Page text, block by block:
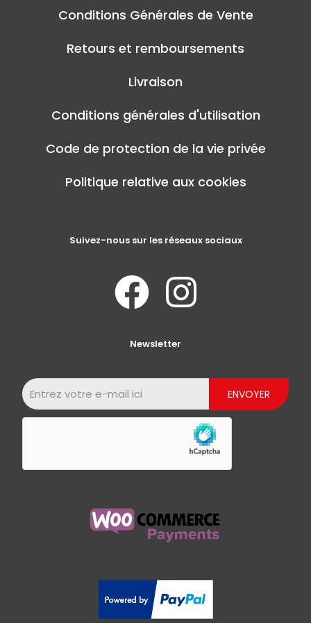
Conditions Générales de Vente
Retours et remboursements
Livraison
Conditions générales d'utilisation
Code de protection de la vie privée
Politique relative aux cookies
Suivez-nous sur les réseaux sociaux
Newsletter